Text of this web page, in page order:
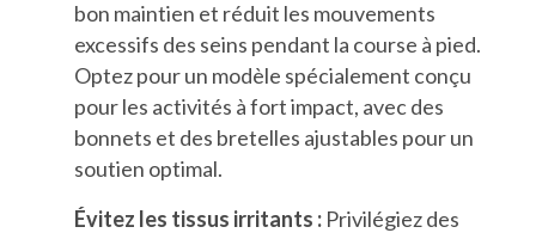
bon maintien et réduit les mouvements
excessifs des seins pendant la course à pied.
Optez pour un modèle spécialement conçu
pour les activités à fort impact, avec des
bonnets et des bretelles ajustables pour un
soutien optimal.
Évitez les tissus irritants : Privilégiez des